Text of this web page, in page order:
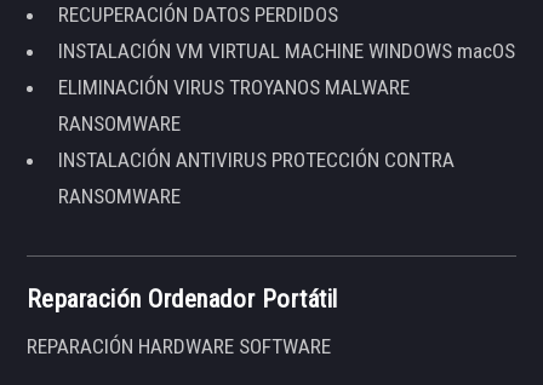
RECUPERACIÓN DATOS PERDIDOS
INSTALACIÓN VM VIRTUAL MACHINE WINDOWS macOS
ELIMINACIÓN VIRUS TROYANOS MALWARE
RANSOMWARE
INSTALACIÓN ANTIVIRUS PROTECCIÓN CONTRA
RANSOMWARE
Reparación Ordenador Portátil
REPARACIÓN HARDWARE SOFTWARE